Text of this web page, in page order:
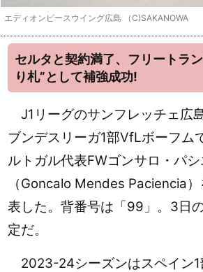
エディオンピースウイング広島 （C)SAKANOWA
セルタと契約満了、フリートラ
り札”として補強成功!
J1リーグのサンフレッチェ広
ブンデスリーガ1部VfLボーフム
ルトガル代表FWゴンサロ・パ
（Goncalo Mendes Paciencia
表した。 背番号は「99」。3日
定だ。
2023-24シーズンはスペイン1